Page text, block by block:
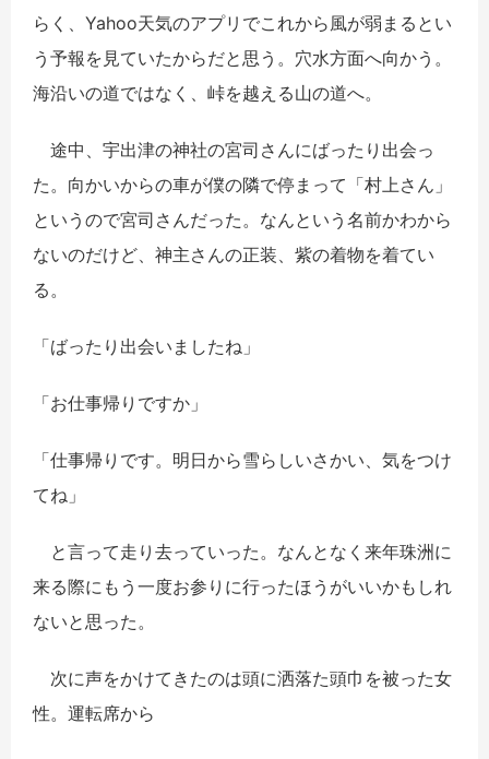
らく、Yahoo天気のアプリでこれから風が弱まるとい
う予報を見ていたからだと思う。穴水方面へ向かう。
海沿いの道ではなく、峠を越える山の道へ。
途中、宇出津の神社の宮司さんにばったり出会っ
た。向かいからの車が僕の隣で停まって「村上さん」
というので宮司さんだった。なんという名前かわから
ないのだけど、神主さんの正装、紫の着物を着てい
る。
「ばったり出会いましたね」
「お仕事帰りですか」
「仕事帰りです。明日から雪らしいさかい、気をつけ
てね」
と言って走り去っていった。なんとなく来年珠洲に
来る際にもう一度お参りに行ったほうがいいかもしれ
ないと思った。
次に声をかけてきたのは頭に洒落た頭巾を被った女
性。運転席から